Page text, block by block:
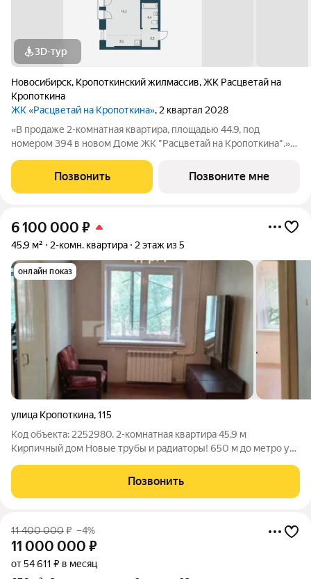
3D-тур
Новосибирск, Кропоткинский жилмассив,ЖК Расцветай на
Кропоткина
ЖК «Расцветай на Кропоткина», 2 квартал 2028
«В продаже 2-комнатная квартира, площадью 44.9, под
номером 394 в новом Доме ЖК "Расцветай на Кропоткина".»
«Ельцовского парка» в 10 минутах от Красного проспекта.
Проект выделяется своей
Позвонить Позвоните мне
6 100 000 ₽
45,9 м² 2-комн. квартира 2 этаж из 5
онлайн показ
улица Кропоткина,115
Код объекта: 2252980. 2-комнатная квартира 45,9 м
Кирпичный дом Новые трубы и радиаторы! 650 м до метро ул.
полностью обновленными коммуникациями безопасно и
тепло! Продается уютная
Позвонить
11 400 000₽ –4%
11 000 000 ₽
от 54 611 ₽ в месяц